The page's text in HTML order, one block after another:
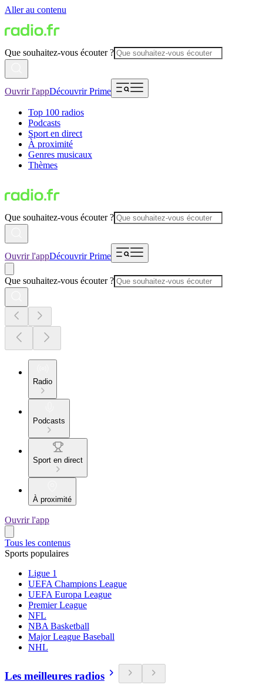
Aller au contenu
Que souhaitez-vous écouter ?
Ouvrir l'appDécouvrir Prime
Top 100 radios
Podcasts
Sport en direct
À proximité
Genres musicaux
Thèmes
Que souhaitez-vous écouter ?
Ouvrir l'appDécouvrir Prime
Que souhaitez-vous écouter ?
Radio
Podcasts
Sport en direct
À proximité
Ouvrir l'app
Tous les contenus
Sports populaires
Ligue 1
UEFA Champions League
UEFA Europa League
Premier League
NFL
NBA Basketball
Major League Baseball
NHL
Les meilleures radios